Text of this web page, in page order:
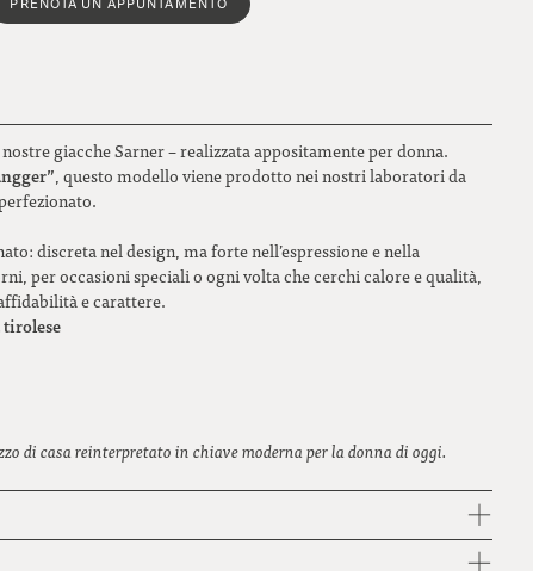
PRENOTA UN APPUNTAMENTO
giacche Sarner – realizzata appositamente per donna.
, questo modello viene prodotto nei nostri laboratori da
discreta nel design, ma forte nell’espressione e nella
per occasioni speciali o ogni volta che cerchi calore e qualità,
e carattere.
tirolese
di casa reinterpretato in chiave moderna per la donna di oggi.